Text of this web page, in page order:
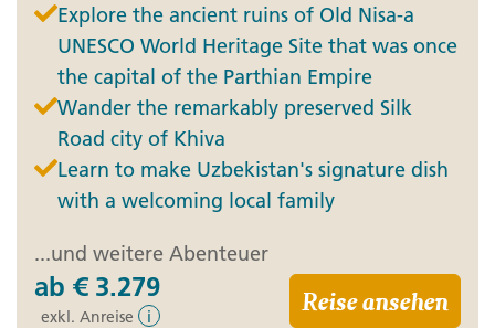
Explore the ancient ruins of Old Nisa-a
UNESCO World Heritage Site that was once
the capital of the Parthian Empire
Wander the remarkably preserved Silk
Road city of Khiva
Learn to make Uzbekistan's signature dish
with a welcoming local family
...und weitere Abenteuer
ab € 3.279
exkl. Anreise i Reise ansehen